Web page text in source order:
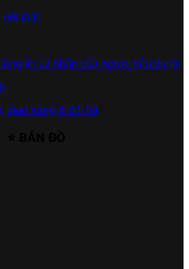
thất
tin cá nhân của người tiêu dùng
giao hàng & đổi trả